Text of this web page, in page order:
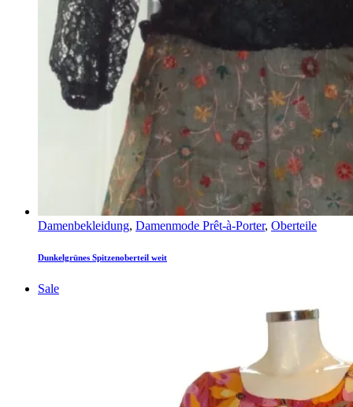
Damenbekleidung, Damenmode Prêt-à-Porter, Oberteile
Dunkelgrünes Spitzenoberteil weit
Sale